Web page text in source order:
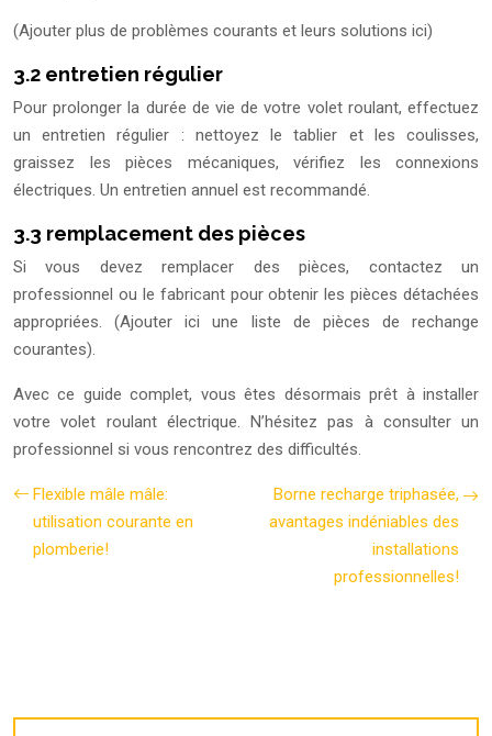
(Ajouter plus de problèmes courants et leurs solutions ici)
3.2 entretien régulier
Pour prolonger la durée de vie de votre volet roulant, effectuez
un entretien régulier : nettoyez le tablier et les coulisses,
graissez les pièces mécaniques, vérifiez les connexions
électriques. Un entretien annuel est recommandé.
3.3 remplacement des pièces
Si vous devez remplacer des pièces, contactez un
professionnel ou le fabricant pour obtenir les pièces détachées
appropriées. (Ajouter ici une liste de pièces de rechange
courantes).
Avec ce guide complet, vous êtes désormais prêt à installer
votre volet roulant électrique. N’hésitez pas à consulter un
professionnel si vous rencontrez des difficultés.
Flexible mâle mâle:
utilisation courante en
plomberie!
Borne recharge triphasée,
avantages indéniables des
installations
professionnelles!